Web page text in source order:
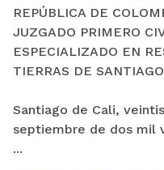
REPÚBLICA DE
JUZGADO PRIMERO
ESPECIALIZADO EN
TIERRAS DE
Santiago de Cali,
septiembre de dos mil
...